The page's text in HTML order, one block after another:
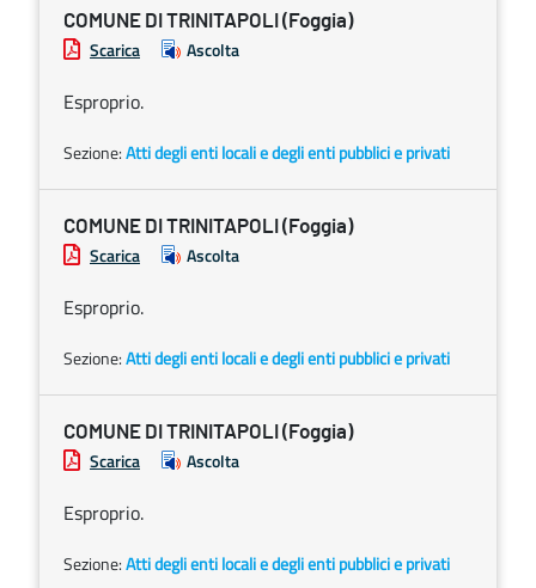
COMUNE DI TRINITAPOLI (Foggia)
Scarica Ascolta
Esproprio.
Sezione:Atti degli enti locali e degli enti pubblici e privati
COMUNE DI TRINITAPOLI (Foggia)
Scarica Ascolta
Esproprio.
Sezione:Atti degli enti locali e degli enti pubblici e privati
COMUNE DI TRINITAPOLI (Foggia)
Scarica Ascolta
Esproprio.
Sezione:Atti degli enti locali e degli enti pubblici e privati